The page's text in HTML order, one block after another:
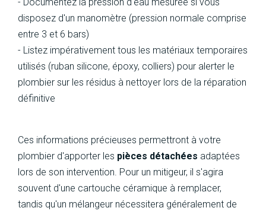
- Documentez la pression d'eau mesurée si vous
disposez d'un manomètre (pression normale comprise
entre 3 et 6 bars)
- Listez impérativement tous les matériaux temporaires
utilisés (ruban silicone, époxy, colliers) pour alerter le
plombier sur les résidus à nettoyer lors de la réparation
définitive
Ces informations précieuses permettront à votre
plombier d'apporter les pièces détachées adaptées
lors de son intervention. Pour un mitigeur, il s'agira
souvent d'une cartouche céramique à remplacer,
tandis qu'un mélangeur nécessitera généralement de